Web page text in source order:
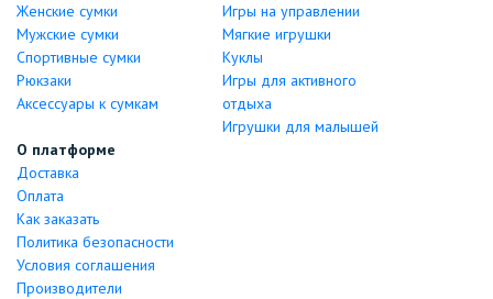
Женские сумки
Мужские сумки
Спортивные сумки
Рюкзаки
Аксессуары к сумкам
Игры на управлении
Мягкие игрушки
Куклы
Игры для активного
отдыха
Игрушки для малышей
О платформе
Доставка
Оплата
Как заказать
Политика безопасности
Условия соглашения
Производители